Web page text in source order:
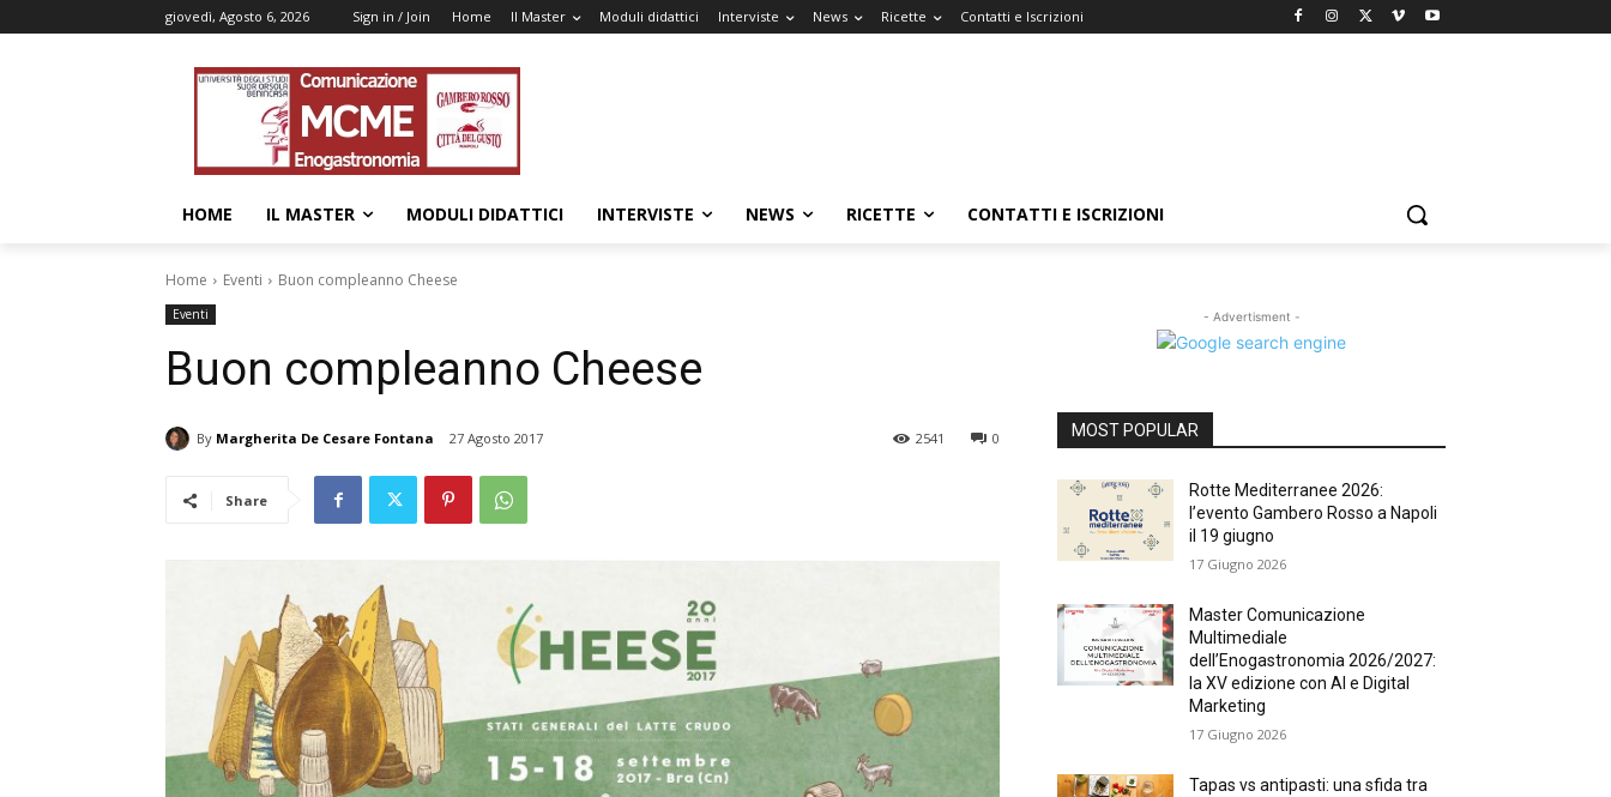
giovedì, Agosto 6, 2026 Sign in / Join Home Il Master Moduli didattici Interviste News Ricette Contatti e Iscrizioni
HOME IL MASTER MODULI DIDATTICI INTERVISTE NEWS RICETTE CONTATTI E ISCRIZIONI
Home Eventi Buon compleanno Cheese
Eventi
Buon compleanno Cheese
By Margherita De Cesare Fontana 27 Agosto 2017 0
2541
Share
- Advertisment -
MOST POPULAR
Rotte Mediterranee 2026:
l’evento Gambero Rosso a Napoli
il 19 giugno
17 Giugno 2026
Master Comunicazione
Multimediale
dell’Enogastronomia 2026/2027:
la XV edizione con AI e Digital
Marketing
17 Giugno 2026
Tapas vs antipasti: una sfida tra